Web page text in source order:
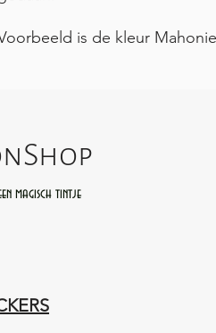
is de kleur Mahonie
magisch tintje